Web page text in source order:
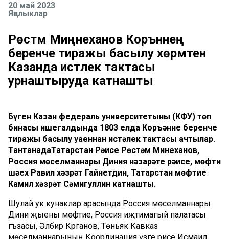
20 май 2023
Яңалыклар
Рөстәм Миңнеханов Коръәннең
беренче тиражы басылу хөрмәтенә
Казанда истәлек тактасы
урнаштыруда катнашты
Бүген Казан федераль университетының (КФУ) төп
бинасы ишегалдында 1803 елда Коръәннең беренче
тиражы басылу уңаеннан истәлек тактасы ачтылар.
ТантанадаТатарстан Рәисе Рөстәм Миңнеханов,
Россия мөселманнары Диния нәзарәте рәисе, мөфти
шәех Равил хәзрәт Гайнетдин, Татарстан мөфтие
Камил хәзрәт Сәмигуллин катнашты.
Шулай ук кунаклар арасында Россия мөселманнары
Дини җыены мөфтие, Россия иҗтимагый палатасы
әгъзасы, Әлбир Крганов, Төньяк Кавказ